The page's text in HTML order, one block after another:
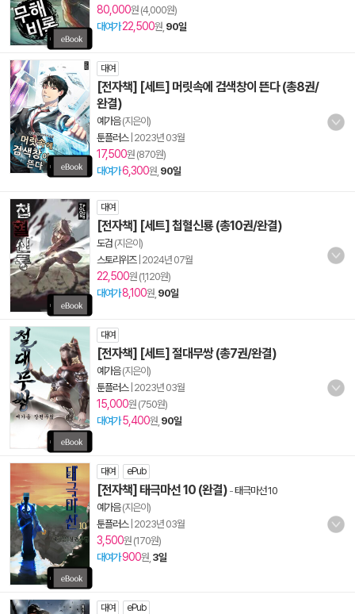
80,000원 (4,000원)
대여가 22,500원, 90일
대여
[전자책] [세트] 머릿속에 검색창이 뜬다 (총8권/
완결)
예가음(지은이)
툰플러스| 2023년 03월
17,500원 (870원)
대여가6,300원, 90일
대여
[전자책] [세트] 첩혈신룡 (총10권/완결)
도검 (지은이)
스토리위즈| 2024년 07월
22,500원 (1,120원)
대여가8,100원, 90일
대여
[전자책] [세트] 절대무쌍 (총7권/완결)
예가음(지은이)
툰플러스| 2023년 03월
15,000원 (750원)
대여가 5,400원, 90일
대여 ePub
[전자책] 태극마선 10 (완결) -태극마선 10
예가음(지은이)
툰플러스| 2023년 03월
3,500원 (170원)
대여가900원, 3일
대여 ePub